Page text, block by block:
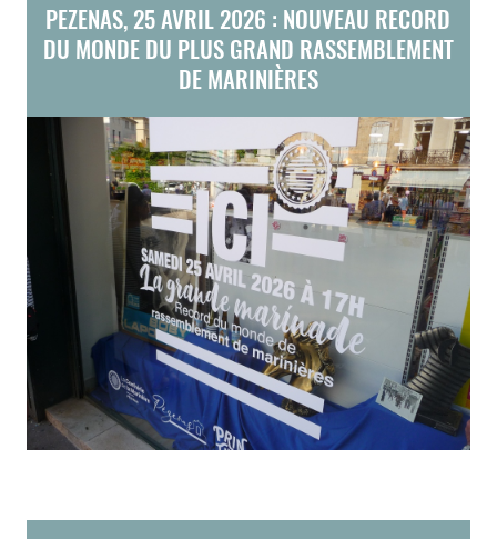
PEZENAS, 25 AVRIL 2026 : NOUVEAU RECORD
DU MONDE DU PLUS GRAND RASSEMBLEMENT
DE MARINIÈRES